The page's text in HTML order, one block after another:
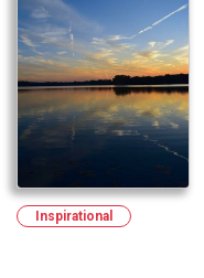
Inspirational